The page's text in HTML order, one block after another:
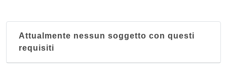
Attualmente nessun soggetto con questi
requisiti